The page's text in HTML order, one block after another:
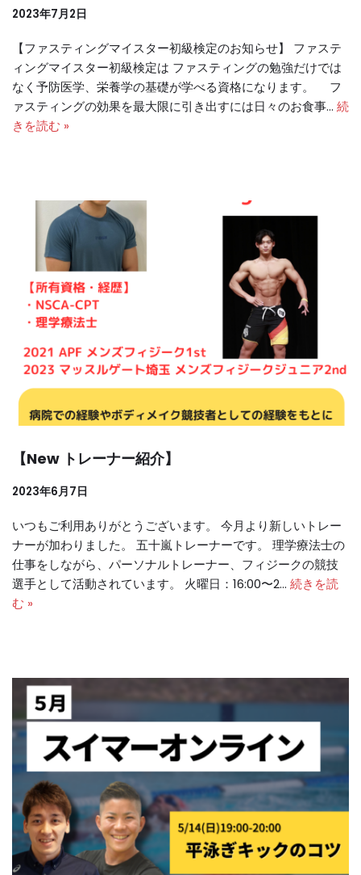
2023年7月2日
【ファスティングマイスター初級検定のお知らせ】 ファステ
ィングマイスター初級検定は ファスティングの勉強だけでは
なく予防医学、栄養学の基礎が学べる資格になります。 フ
ァスティングの効果を最大限に引き出すには日々のお食事… 続
きを読む »
【New トレーナー紹介】
2023年6月7日
いつもご利用ありがとうございます。 今月より新しいトレー
ナーが加わりました。 五十嵐トレーナーです。 理学療法士の
仕事をしながら、パーソナルトレーナー、フィジークの競技
選手として活動されています。 火曜日：16:00〜2… 続きを読
む »